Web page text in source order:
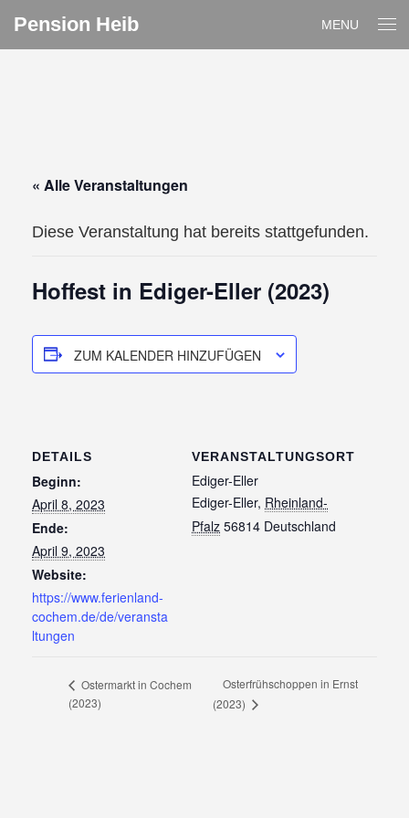
Pension Heib MENU
« Alle Veranstaltungen
Diese Veranstaltung hat bereits stattgefunden.
Hoffest in Ediger-Eller (2023)
ZUM KALENDER HINZUFÜGEN
DETAILS
Beginn:
April 8, 2023
Ende:
April 9, 2023
Website:
https://www.ferienland-
cochem.de/de/veransta
ltungen
VERANSTALTUNGSORT
Ediger-Eller
Ediger-Eller, Rheinland-
Pfalz 56814 Deutschland
Ostermarkt in Cochem
(2023)
Osterfrühschoppen in Ernst
(2023)